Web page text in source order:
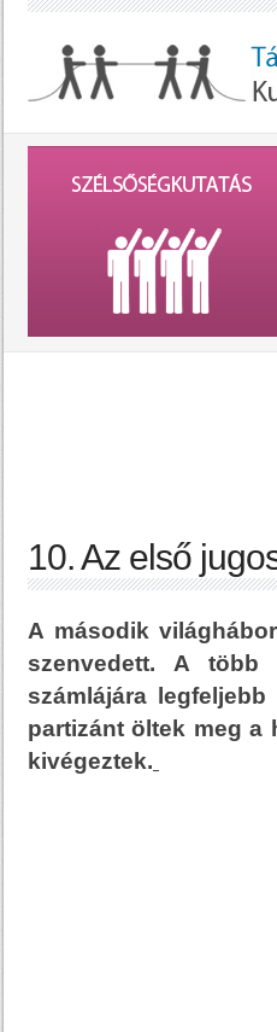
10. Az első
A második
szenvedett. A
számlájára
partizánt öltek meg a
kivégeztek.